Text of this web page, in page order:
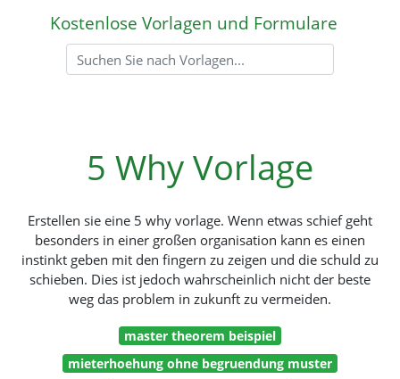
Kostenlose Vorlagen und Formulare
5 Why Vorlage
Erstellen sie eine 5 why vorlage. Wenn etwas schief geht
besonders in einer großen organisation kann es einen
instinkt geben mit den fingern zu zeigen und die schuld zu
schieben. Dies ist jedoch wahrscheinlich nicht der beste
weg das problem in zukunft zu vermeiden.
master theorem beispiel
mieterhoehung ohne begruendung muster